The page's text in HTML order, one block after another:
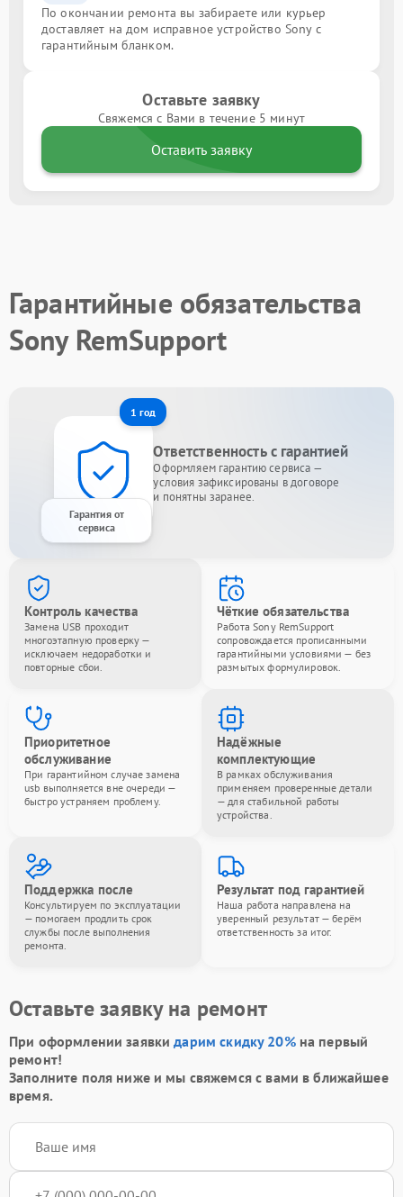
По окончании ремонта вы забираете или курьер
доставляет на дом исправное устройство Sony с
гарантийным бланком.
Оставьте заявку
Свяжемся с Вами в течение 5 минут
Оставить заявку
Гарантийные обязательства
Sony RemSupport
1 год
Гарантия от
сервиса
Ответственность с гарантией
Оформляем гарантию сервиса —
условия зафиксированы в договоре
и понятны заранее.
Контроль качества
Замена USB проходит
многоэтапную проверку —
исключаем недоработки и
повторные сбои.
Чёткие обязательства
Работа Sony RemSupport
сопровождается прописанными
гарантийными условиями — без
размытых формулировок.
Приоритетное
обслуживание
При гарантийном случае замена
usb выполняется вне очереди —
быстро устраняем проблему.
Надёжные
комплектующие
В рамках обслуживания
применяем проверенные детали
— для стабильной работы
устройства.
Поддержка после
Консультируем по эксплуатации
— помогаем продлить срок
службы после выполнения
ремонта.
Результат под гарантией
Наша работа направлена на
уверенный результат — берём
ответственность за итог.
Оставьте заявку на ремонт
При оформлении заявкидарим скидку 20%на первый
ремонт!
Заполните поля ниже и мы свяжемся с вами в ближайшее
время.